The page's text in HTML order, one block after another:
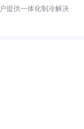
提供一体化制冷解决